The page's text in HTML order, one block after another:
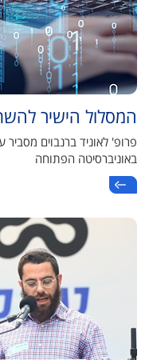
המסלול הישיר
פרופ' לאוניד ברנבוים
באוניברסיטה הפתוחה